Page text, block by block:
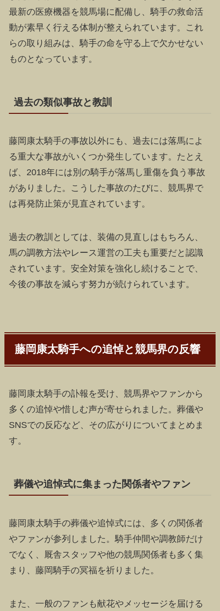
最新の医療機器を競馬場に配備し、騎手の救命活
動が素早く行える体制が整えられています。これ
らの取り組みは、騎手の命を守る上で欠かせない
ものとなっています。
過去の類似事故と教訓
藤岡康太騎手の事故以外にも、過去には落馬によ
る重大な事故がいくつか発生しています。たとえ
ば、2018年には別の騎手が落馬し重傷を負う事故
がありました。こうした事故のたびに、競馬界で
は再発防止策が見直されています。
過去の教訓としては、装備の見直しはもちろん、
馬の調教方法やレース運営の工夫も重要だと認識
されています。安全対策を強化し続けることで、
今後の事故を減らす努力が続けられています。
藤岡康太騎手への追悼と競馬界の反響
藤岡康太騎手の訃報を受け、競馬界やファンから
多くの追悼や惜しむ声が寄せられました。葬儀や
SNSでの反応など、その広がりについてまとめま
す。
葬儀や追悼式に集まった関係者やファン
藤岡康太騎手の葬儀や追悼式には、多くの関係者
やファンが参列しました。騎手仲間や調教師だけ
でなく、厩舎スタッフや他の競馬関係者も多く集
まり、藤岡騎手の冥福を祈りました。
また、一般のファンも献花やメッセージを届ける